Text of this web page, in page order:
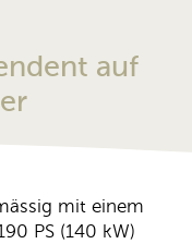
auf
mit einem
PS (140 kW)